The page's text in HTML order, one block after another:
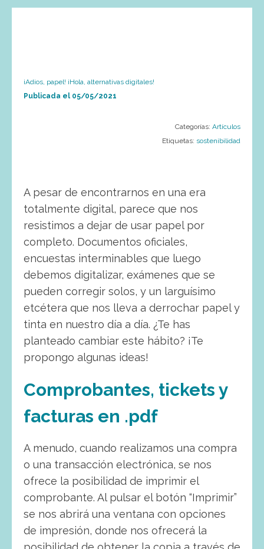
¡Adios, papel! ¡Hola, alternativas digitales!
Publicada el 05/05/2021
Categorías: Artículos
Etiquetas: sostenibilidad
A pesar de encontrarnos en una era
totalmente digital, parece que nos
resistimos a dejar de usar papel por
completo. Documentos oficiales,
encuestas interminables que luego
debemos digitalizar, exámenes que se
pueden corregir solos, y un larguísimo
etcétera que nos lleva a derrochar papel y
tinta en nuestro día a día. ¿Te has
planteado cambiar este hábito? ¡Te
propongo algunas ideas!
Comprobantes, tickets y
facturas en .pdf
A menudo, cuando realizamos una compra
o una transacción electrónica, se nos
ofrece la posibilidad de imprimir el
comprobante. Al pulsar el botón “Imprimir”
se nos abrirá una ventana con opciones
de impresión, donde nos ofrecerá la